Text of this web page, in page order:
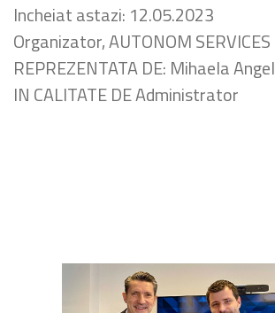
Incheiat astazi: 12.05.2023
Organizator, AUTONOM SERVICES
REPREZENTATA DE: Mihaela
IN CALITATE DE Administrator